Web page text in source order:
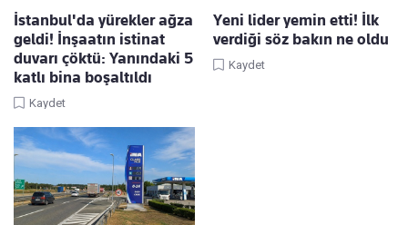
İstanbul'da yürekler ağza
geldi! İnşaatın istinat
duvarı çöktü: Yanındaki 5
katlı bina boşaltıldı
Kaydet
Yeni lider yemin etti! İlk
verdiği söz bakın ne oldu
Kaydet